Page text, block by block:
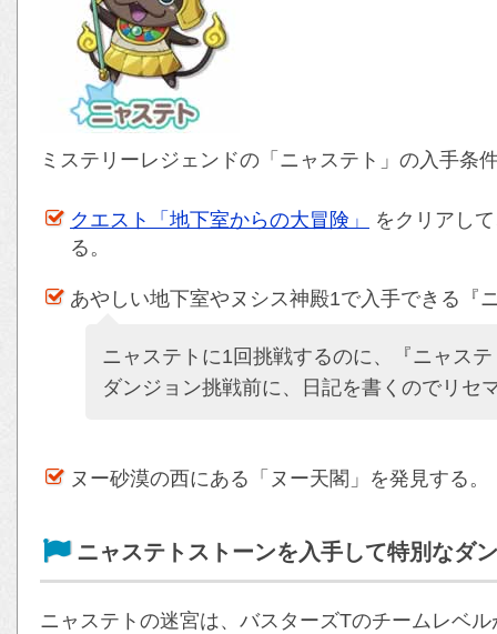
ミステリーレジェンドの「ニャステト」の入手条
クエスト「地下室からの大冒険」
をクリアし
る。
あやしい地下室やヌシス神殿1で入手できる『
ニャステトに1回挑戦するのに、『ニャス
ダンジョン挑戦前に、日記を書くのでリセ
ヌー砂漠の西にある「ヌー天閣」を発見する。
ニャステトストーンを入手して特別なダ
ニャステトの迷宮は、バスターズTのチームレベ